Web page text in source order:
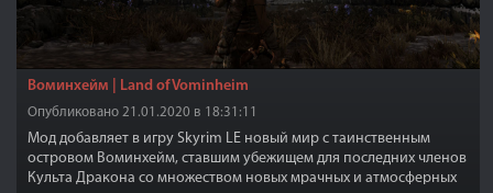
Воминхейм | Land of Vominheim
Опубликовано 21.01.2020 в 18:31:11
Мод добавляет в игру Skyrim LE новый мир с таинственным
островом Воминхейм, ставшим убежищем для последних членов
Культа Дракона со множеством новых мрачных и атмосферных